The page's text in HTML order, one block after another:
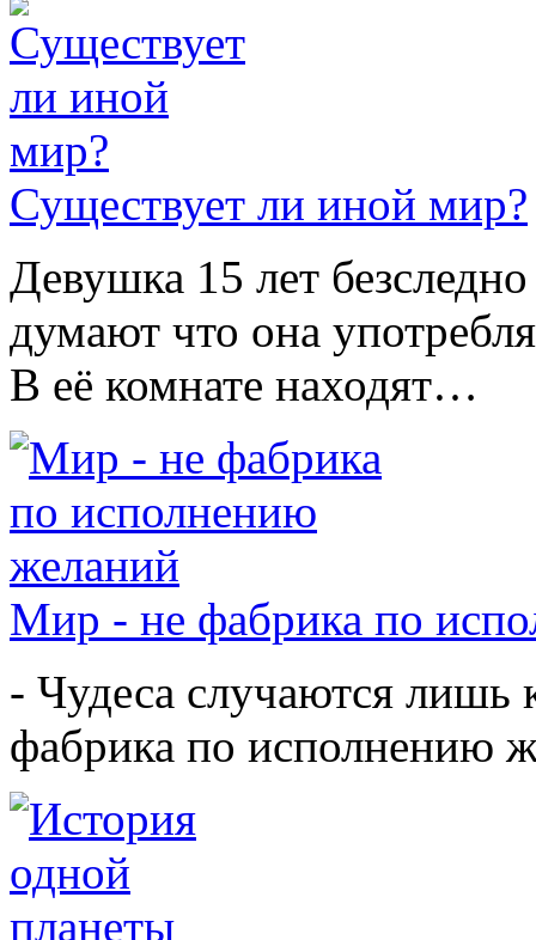
Существует ли иной мир?
Девушка 15 лет
думают что она
В её комнате находят…
Мир - не фабрика по
- Чудеса случаются
фабрика по исполнению